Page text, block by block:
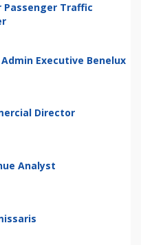
Passenger Traffic
Admin Executive Benelux
Director
Analyst